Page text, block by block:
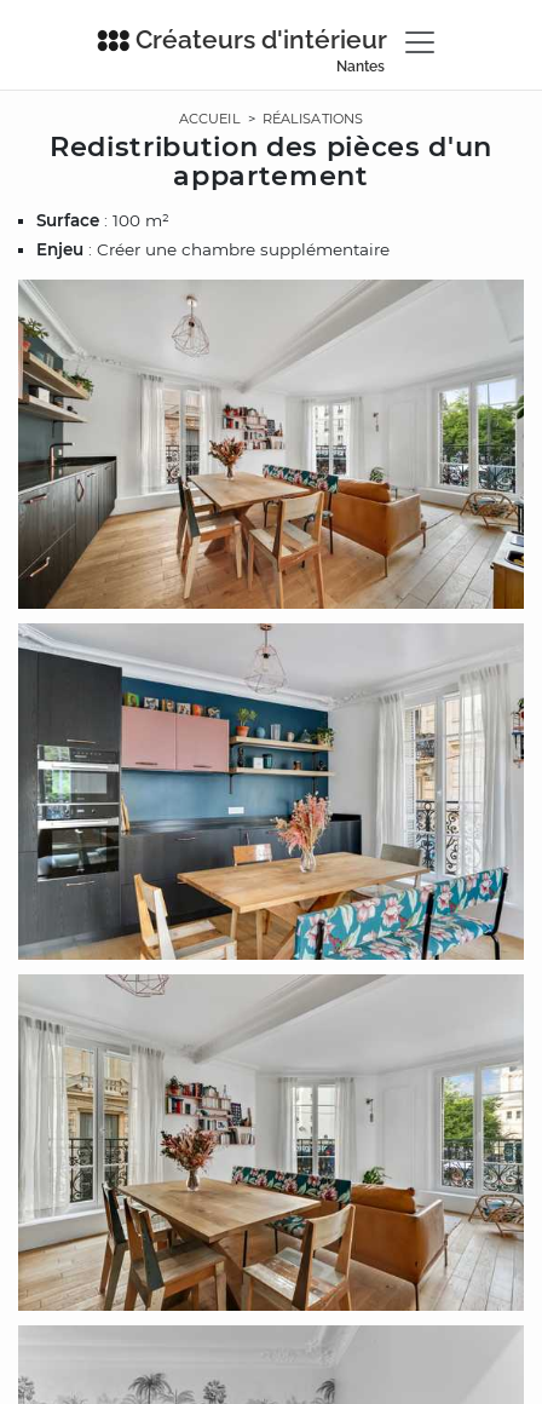
Créateurs d'intérieur
Nantes
ACCUEIL> RÉALISATIONS
Redistribution des pièces d'un
appartement
Surface : 100 m²
Enjeu : Créer une chambre supplémentaire